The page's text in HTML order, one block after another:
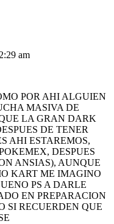
am
POR AHI ALGUIEN
MASIVA DE
LA GRAN DARK
DE TENER
AHI ESTAREMOS,
DESPUES
ANSIAS), AUNQUE
KART ME IMAGINO
PS A DARLE
EN PREPARACION
SI RECUERDEN QUE